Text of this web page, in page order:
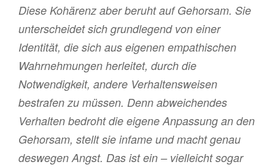
Diese Kohärenz aber beruht auf Gehorsam. Sie
unterscheidet sich grundlegend von einer
Identität, die sich aus eigenen empathischen
Wahrnehmungen herleitet, durch die
Notwendigkeit, andere Verhaltensweisen
bestrafen zu müssen. Denn abweichendes
Verhalten bedroht die eigene Anpassung an den
Gehorsam, stellt sie infame und macht genau
deswegen Angst. Das ist ein – vielleicht sogar